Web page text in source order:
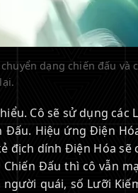
dạng chiến đấu và
Cô sẽ sử dụng các
Hiệu ứng Điện
dính Điện Hóa sẽ
Đấu thì cô vẫn
quái, số Lưỡi